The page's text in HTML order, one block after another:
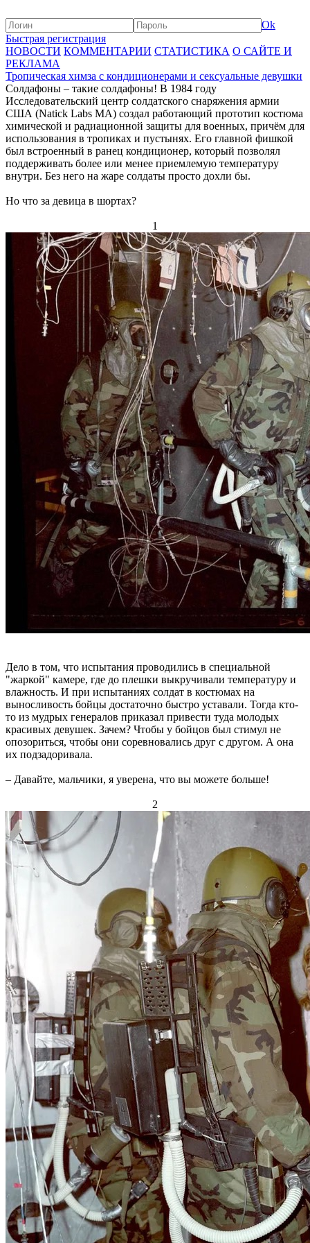
Ok
Быстрая регистрация
НОВОСТИ КОММЕНТАРИИ СТАТИСТИКА О САЙТЕ И
РЕКЛАМА
Тропическая химза с кондиционерами и сексуальные девушки
Солдафоны – такие солдафоны! В 1984 году
Исследовательский центр солдатского снаряжения армии
США (Natick Labs MA) создал работающий прототип костюма
химической и радиационной защиты для военных, причём для
использования в тропиках и пустынях. Его главной фишкой
был встроенный в ранец кондиционер, который позволял
поддерживать более или менее приемлемую температуру
внутри. Без него на жаре солдаты просто дохли бы.
Но что за девица в шортах?
1
Дело в том, что испытания проводились в специальной
"жаркой" камере, где до плешки выкручивали температуру и
влажность. И при испытаниях солдат в костюмах на
выносливость бойцы достаточно быстро уставали. Тогда кто-
то из мудрых генералов приказал привести туда молодых
красивых девушек. Зачем? Чтобы у бойцов был стимул не
опозориться, чтобы они соревновались друг с другом. А она
их подзадоривала.
– Давайте, мальчики, я уверена, что вы можете больше!
2